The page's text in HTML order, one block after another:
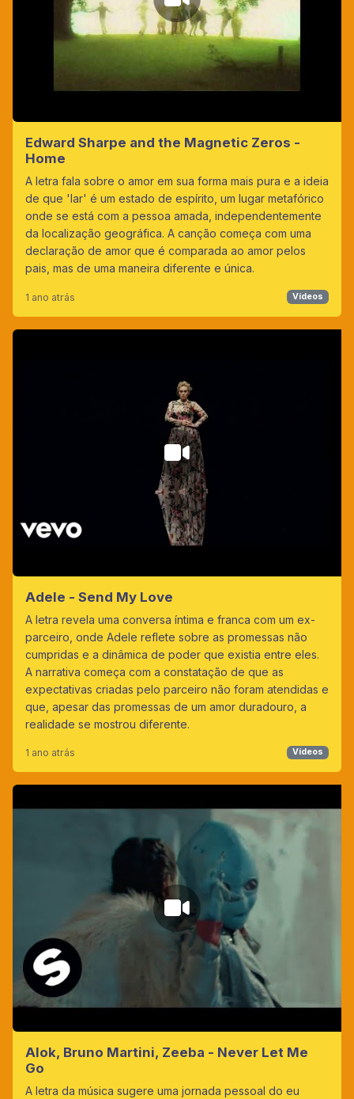
Edward Sharpe and the Magnetic Zeros -
Home
A letra fala sobre o amor em sua forma mais pura e a ideia
de que 'lar' é um estado de espírito, um lugar metafórico
onde se está com a pessoa amada, independentemente
da localização geográfica. A canção começa com uma
declaração de amor que é comparada ao amor pelos
pais, mas de uma maneira diferente e única.
1 ano atrás Vídeos
Adele - Send My Love
A letra revela uma conversa íntima e franca com um ex-
parceiro, onde Adele reflete sobre as promessas não
cumpridas e a dinâmica de poder que existia entre eles.
A narrativa começa com a constatação de que as
expectativas criadas pelo parceiro não foram atendidas e
que, apesar das promessas de um amor duradouro, a
realidade se mostrou diferente.
1 ano atrás Vídeos
Alok, Bruno Martini, Zeeba - Never Let Me
Go
A letra da música sugere uma jornada pessoal do eu